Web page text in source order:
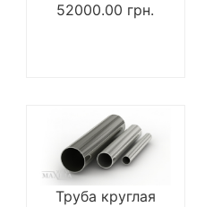
52000.00 грн.
Труба круглая